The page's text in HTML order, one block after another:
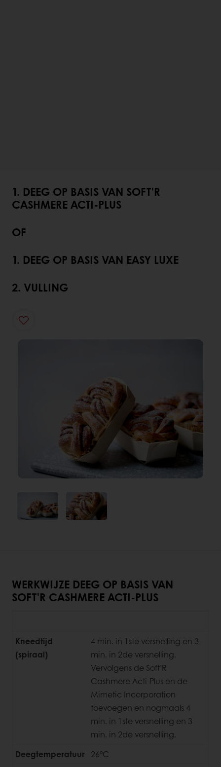
1. DEEG OP BASIS VAN SOFT'R
CASHMERE ACTI-PLUS
OF
1. DEEG OP BASIS VAN EASY LUXE
2. VULLING
WERKWIJZE DEEG OP BASIS VAN
SOFT'R CASHMERE ACTI-PLUS
Kneedtijd
(spiraal)
4 min. in 1ste versnelling en 3
min. in 2de versnelling.
Vervolgens de Soft’R
Cashmere Acti-Plus en de
Mimetic Incorporation
toevoegen en nogmaals 4
min. in 1ste versnelling en 3
min. in 2de versnelling.
Deegtemperatuur
26°C